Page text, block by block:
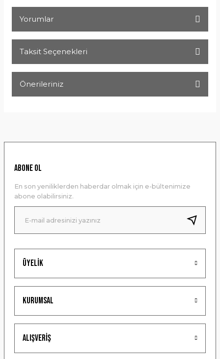
Yorumlar
Taksit Seçenekleri
Önerileriniz
Ürün resmi kalitesiz, bozuk veya görüntülenemiyor.
Ürün bilgilerinde hatalar bulunuyor.
Ürün fiyatı diğer sitelerden daha pahalı.
Bu ürüne benzer farklı alternatifler olmalı.
Gönder
Üyelik
Kurumsal
Alışveriş
ABONE OL
En son yeniliklerden haberdar olmak için e-bültenimize
abone olabilirsiniz.